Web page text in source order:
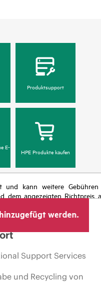
Produktsupport
E-
HPE Produkte kaufen
kann weitere
angezeigten Richtpreis
in der Werbung.
werden.
Support Services
und Recycling von